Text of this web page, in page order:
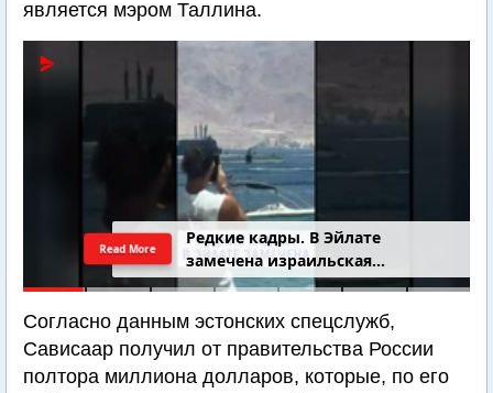
является мэром Таллина.
4-летний Юваль Коган найден
добровольцами
Read More
Согласно данным эстонских спецслужб,
Сависаар получил от правительства России
полтора миллиона долларов, которые, по его